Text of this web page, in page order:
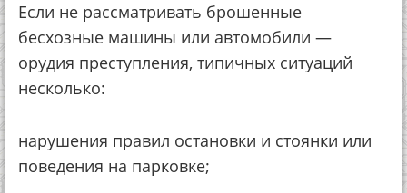
Если не рассматривать брошенные
бесхозные машины или автомобили —
орудия преступления, типичных ситуаций
несколько:
нарушения правил остановки и стоянки или
поведения на парковке;